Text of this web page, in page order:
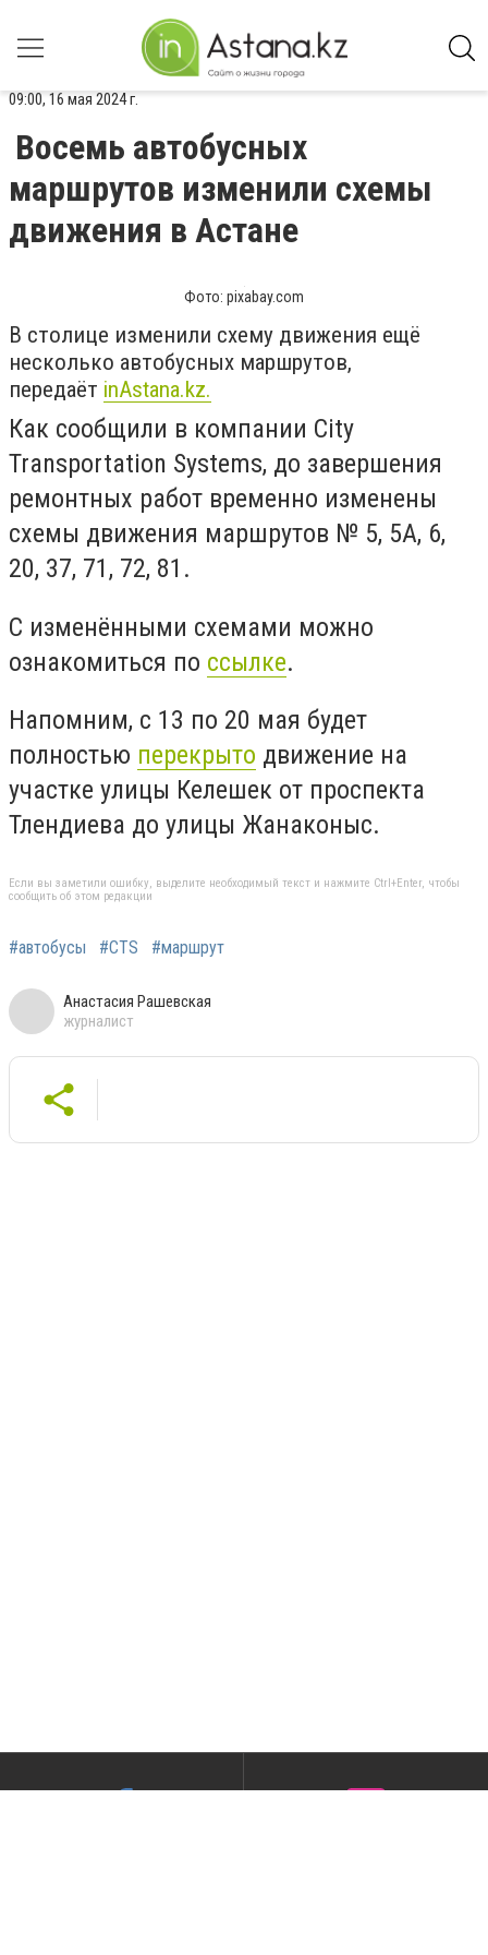
09:00, 16 мая 2024 г.
Восемь автобусных
маршрутов изменили схемы
движения в Астане
Фото: pixabay.com
В столице изменили схему движения ещё
несколько автобусных маршрутов,
передаёт inАstana.kz.
Как сообщили в компании City
Transportation Systems, до завершения
ремонтных работ временно изменены
схемы движения маршрутов № 5, 5А, 6,
20, 37, 71, 72, 81.
С изменёнными схемами можно
ознакомиться по ссылке.
Напомним, с 13 по 20 мая будет
полностью перекрыто движение на
участке улицы Келешек от проспекта
Тлендиева до улицы Жанаконыс.
Если вы заметили ошибку, выделите необходимый текст и нажмите Ctrl+Enter, чтобы
сообщить об этом редакции
#автобусы #CTS #маршрут
Анастасия Рашевская
журналист